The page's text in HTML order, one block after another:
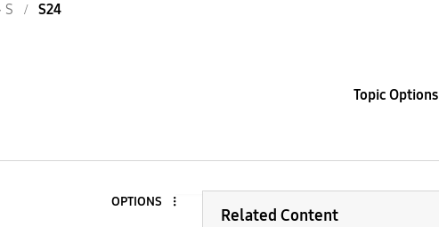
جالاكسى S S24
Topic Options
OPTIONS
Related Content